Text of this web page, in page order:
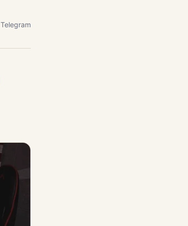
Telegram